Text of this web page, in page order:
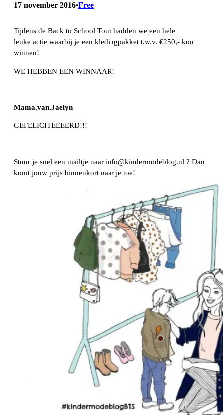
17 november 2016•Free
Tijdens de Back to School Tour hadden we een hele
leuke actie waarbij je een kledingpakket t.w.v. €250,- kon
winnen!
WE HEBBEN EEN WINNAAR!
Mama.van.Jaelyn
GEFELICITEEEERD!!!
Stuur je snel een mailtje naar info@kindermodeblog.nl ? Dan
komt jouw prijs binnenkort naar je toe!